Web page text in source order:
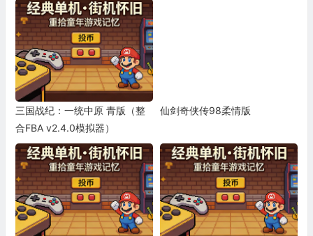
三国战纪：一统中原 青版（整
合FBA v2.4.0模拟器）
仙剑奇侠传98柔情版